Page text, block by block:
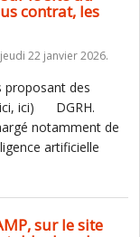
contrat, les
22 janvier 2026.
proposant des
ici, ici) DGRH.
notamment de
artificielle
sur le site